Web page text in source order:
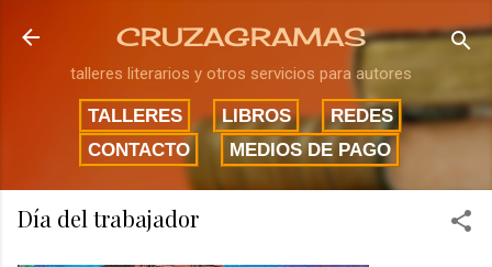
Ir al contenido principal
CRUZAGRAMAS
talleres literarios y otros servicios para autores
TALLERES LIBROS
REDES
CONTACTO
MEDIOS DE PAGO
Día del trabajador